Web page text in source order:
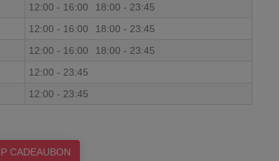
12:00 - 16:00 18:00 - 23:45
12:00 - 16:00 18:00 - 23:45
12:00 - 16:00 18:00 - 23:45
12:00 - 23:45
12:00 - 23:45
CADEAUBON